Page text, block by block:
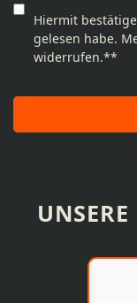
Hiermit
gelesen habe.
widerrufen.**